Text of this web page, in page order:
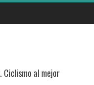
Ciclismo al mejor